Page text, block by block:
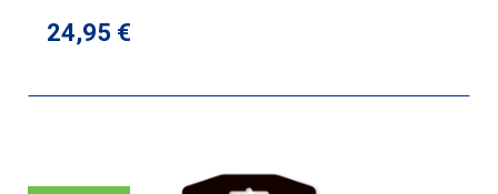
Regulärer Preis:
24,95 €